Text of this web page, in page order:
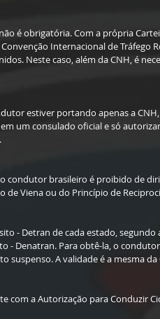
é obrigatória. Com a própria
Internacional de Tráfego
Neste caso, além da CNH, é
estiver portando apenas a
um consulado oficial e só
condutor brasileiro é proibido de
Viena ou do Princípio de
- Detran de cada estado,
- Denatran. Para obtê-la, o
suspenso. A validade é a mesma da
a Autorização para Conduzir